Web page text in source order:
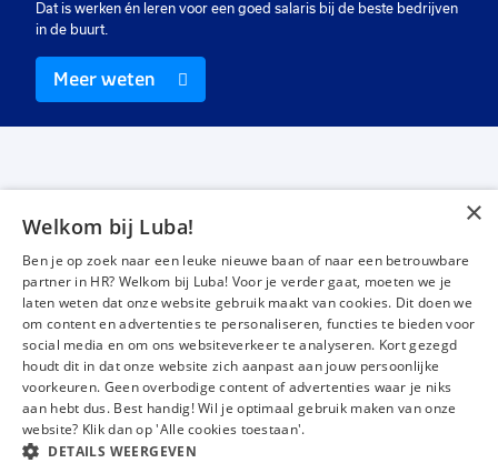
Dat is werken én leren voor een goed salaris bij de beste bedrijven
in de buurt.
Meer weten
Werken bij Luba
Voor werkgevers
Mijn Luba
Contact
InstagramFacebookLinkedIn YouTube
×
Welkom bij Luba!
Ben je op zoek naar een leuke nieuwe baan of naar een betrouwbare
partner in HR? Welkom bij Luba! Voor je verder gaat, moeten we je
laten weten dat onze website gebruik maakt van cookies. Dit doen we
om content en advertenties te personaliseren, functies te bieden voor
social media en om ons websiteverkeer te analyseren. Kort gezegd
houdt dit in dat onze website zich aanpast aan jouw persoonlijke
voorkeuren. Geen overbodige content of advertenties waar je niks
aan hebt dus. Best handig! Wil je optimaal gebruik maken van onze
website? Klik dan op 'Alle cookies toestaan'.
DETAILS WEERGEVEN